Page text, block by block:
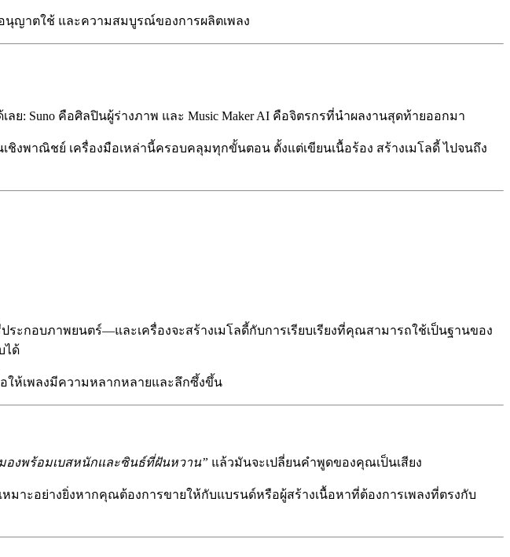
อนุญาตใช้ และความสมบูรณ์ของการผลิตเพลง
ย: Suno คือศิลปินผู้ร่างภาพ และ Music Maker AI คือจิตรกรที่นำผลงานสุดท้ายออกมา
เชิงพาณิชย์ เครื่องมือเหล่านี้ครอบคลุมทุกขั้นตอน ตั้งแต่เขียนเนื้อร้อง สร้างเมโลดี้ ไปจนถึง
ะกอบภาพยนตร์—และเครื่องจะสร้างเมโลดี้กับการเรียบเรียงที่คุณสามารถใช้เป็นฐานของ
ได้
อให้เพลงมีความหลากหลายและลึกซึ้งขึ้น
องพร้อมเบสหนักและซินธ์ที่ฝันหวาน” แล้วมันจะเปลี่ยนคำพูดของคุณเป็นเสียง
มาะอย่างยิ่งหากคุณต้องการขายให้กับแบรนด์หรือผู้สร้างเนื้อหาที่ต้องการเพลงที่ตรงกับ